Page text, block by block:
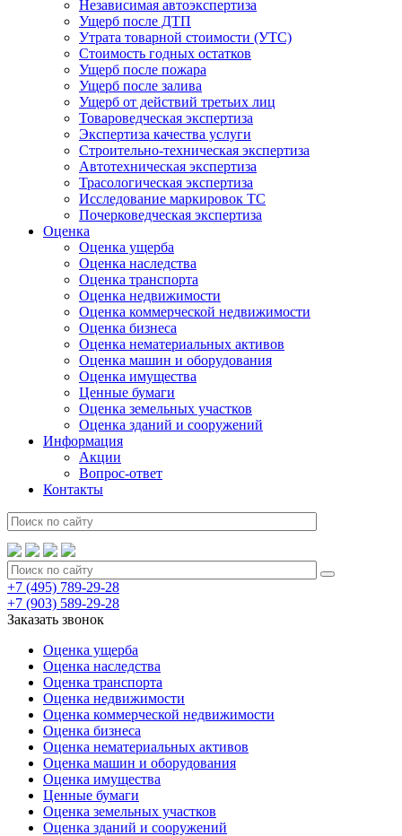
Независимая автоэкспертиза
Ущерб после ДТП
Утрата товарной стоимости (УТС)
Стоимость годных остатков
Ущерб после пожара
Ущерб после залива
Ущерб от действий третьих лиц
Товароведческая экспертиза
Экспертиза качества услуги
Строительно-техническая экспертиза
Автотехническая экспертиза
Трасологическая экспертиза
Исследование маркировок ТС
Почерковедческая экспертиза
Оценка
Оценка ущерба
Оценка наследства
Оценка транспорта
Оценка недвижимости
Оценка коммерческой недвижимости
Оценка бизнеса
Оценка нематериальных активов
Оценка машин и оборудования
Оценка имущества
Ценные бумаги
Оценка земельных участков
Оценка зданий и сооружений
Информация
Акции
Вопрос-ответ
Контакты
+7 (495) 789-29-28
+7 (903) 589-29-28
Заказать звонок
Оценка ущерба
Оценка наследства
Оценка транспорта
Оценка недвижимости
Оценка коммерческой недвижимости
Оценка бизнеса
Оценка нематериальных активов
Оценка машин и оборудования
Оценка имущества
Ценные бумаги
Оценка земельных участков
Оценка зданий и сооружений